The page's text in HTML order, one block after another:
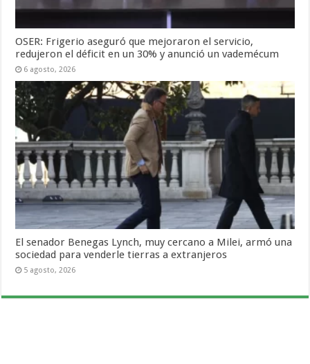
OSER: Frigerio aseguró que mejoraron el servicio,
redujeron el déficit en un 30% y anunció un vademécum
6 agosto, 2026
El senador Benegas Lynch, muy cercano a Milei, armó una
sociedad para venderle tierras a extranjeros
5 agosto, 2026